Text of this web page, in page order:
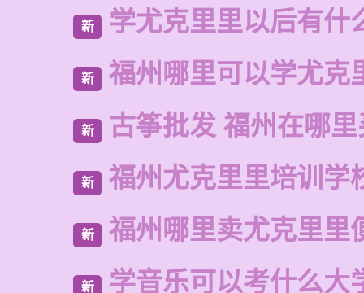
新 学尤克里里以后有什
新 福州哪里可以学尤克
新 古筝批发 福州在哪
新 福州尤克里里培训学
新 福州哪里卖尤克里里
新 学音乐可以考什么大